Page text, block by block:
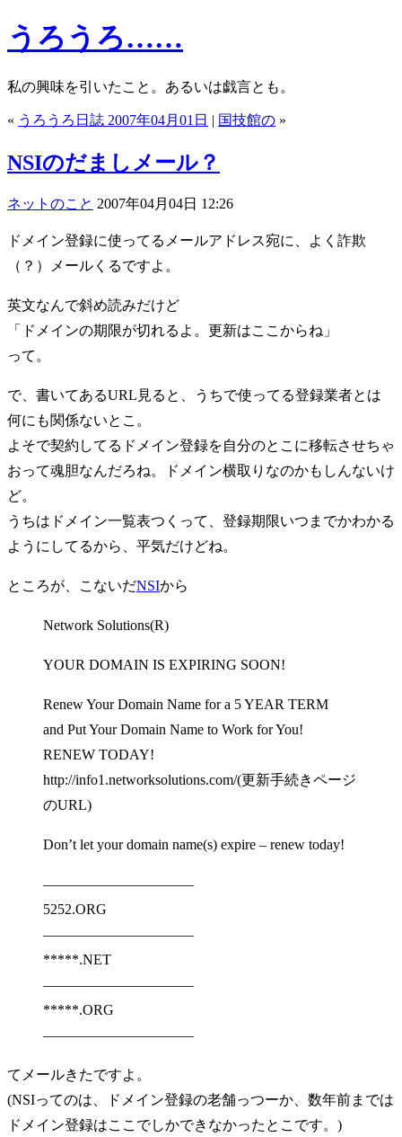
うろうろ……
私の興味を引いたこと。あるいは戯言とも。
« うろうろ日誌 2007年04月01日 | 国技館の »
NSIのだましメール？
ネットのこと 2007年04月04日 12:26
ドメイン登録に使ってるメールアドレス宛に、よく詐欺
（？）メールくるですよ。
英文なんで斜め読みだけど
「ドメインの期限が切れるよ。更新はここからね」
って。
で、書いてあるURL見ると、うちで使ってる登録業者とは
何にも関係ないとこ。
よそで契約してるドメイン登録を自分のとこに移転させちゃ
おって魂胆なんだろね。ドメイン横取りなのかもしんないけ
ど。
うちはドメイン一覧表つくって、登録期限いつまでかわかる
ようにしてるから、平気だけどね。
ところが、こないだNSIから
Network Solutions(R)
YOUR DOMAIN IS EXPIRING SOON!
Renew Your Domain Name for a 5 YEAR TERM
and Put Your Domain Name to Work for You!
RENEW TODAY!
http://info1.networksolutions.com/(更新手続きページ
のURL)
Don’t let your domain name(s) expire – renew today!
——————————–
5252.ORG
——————————–
*****.NET
——————————–
*****.ORG
——————————–
てメールきたですよ。
(NSIってのは、ドメイン登録の老舗っつーか、数年前までは
ドメイン登録はここでしかできなかったとこです。)